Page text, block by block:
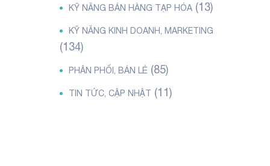
KỸ NĂNG BÁN HÀNG TẠP HÓA(13)
KỸ NĂNG KINH DOANH, MARKETING
(134)
PHÂN PHỐI, BÁN LẺ(85)
TIN TỨC, CẬP NHẬT (11)